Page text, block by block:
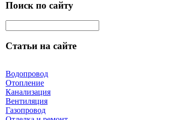
Поиск по сайту
Статьи на сайте
Водопровод
Отопление
Канализация
Вентиляция
Газопровод